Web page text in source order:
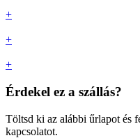
+
+
+
Érdekel ez a szállás?
Töltsd ki az alábbi űrlapot és
kapcsolatot.